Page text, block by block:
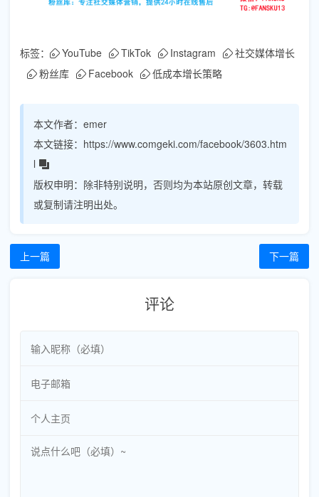
标签： YouTube TikTok Instagram
社交媒体增长
粉丝库
Facebook 低成本增长策略
本文作者： emer
本文链接： https://www.comgeki.com/facebook/3603.htm
l
版权申明： 除非特别说明，否则均为本站原创文章，转载
或复制请注明出处。
上一篇 下一篇
评论